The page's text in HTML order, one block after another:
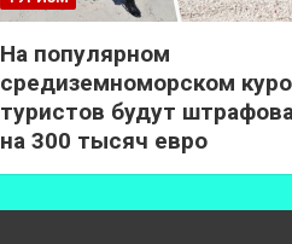
На популярном
средиземноморском
туристов будут
на 300 тысяч евро